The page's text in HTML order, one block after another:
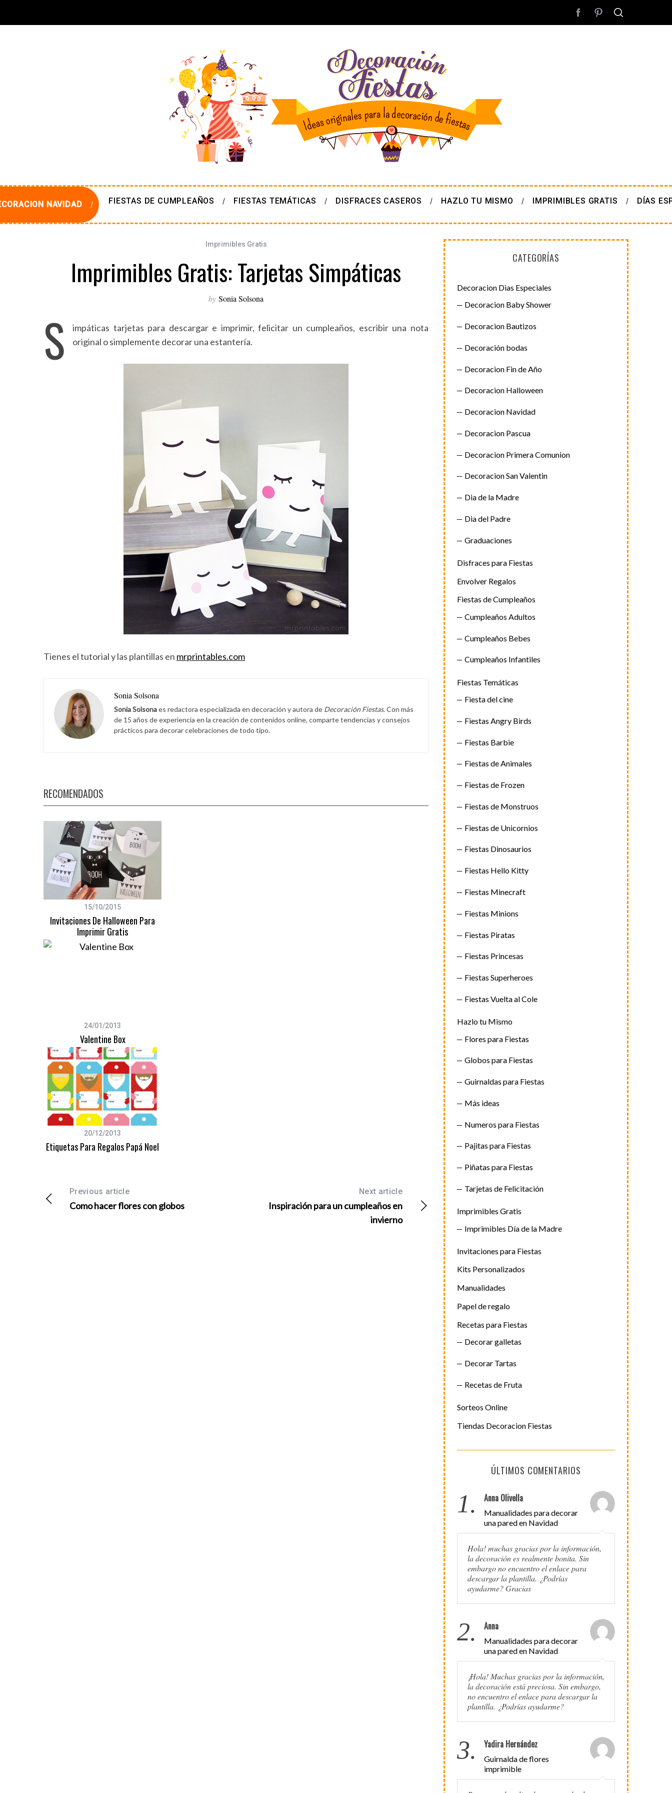
NAVIDAD FIESTAS DE CUMPLEAÑOS FIESTAS TEMÁTICAS DISFRACES CASEROS HAZLO TU MISMO IMPRIMIBLES GRATIS DÍAS
Imprimibles Gratis
Imprimibles Gratis: Tarjetas Simpáticas
by Sonia Solsona
S
impáticas tarjetas para descargar e imprimir, felicitar un cumpleaños, escribir una nota
original o simplemente decorar una estantería.
Tienes el tutorial y las plantillas en mrprintables.com
Sonia Solsona
Sonia Solsonaes redactora especializada en decoración y autora de Decoración Fiestas. Con más
de 15 años de experiencia en la creación de contenidos online, comparte tendencias y consejos
prácticos para decorar celebraciones de todo tipo.
RECOMENDADOS
15/10/2015
Invitaciones De Halloween Para
Imprimir Gratis
24/01/2013
Valentine Box
20/12/2013
Etiquetas Para Regalos Papá Noel
Previous article
Como hacer flores con globos
Next article
Inspiración para un cumpleaños en
invierno
CATEGORÍAS
Decoracion Dias Especiales
Decoracion Baby Shower
Decoracion Bautizos
Decoración bodas
Decoracion Fin de Año
Decoracion Halloween
Decoracion Navidad
Decoracion Pascua
Decoracion Primera Comunion
Decoracion San Valentin
Dia de la Madre
Dia del Padre
Graduaciones
Disfraces para Fiestas
Envolver Regalos
Fiestas de Cumpleaños
Cumpleaños Adultos
Cumpleaños Bebes
Cumpleaños Infantiles
Fiestas Temáticas
Fiesta del cine
Fiestas Angry Birds
Fiestas Barbie
Fiestas de Animales
Fiestas de Frozen
Fiestas de Monstruos
Fiestas de Unicornios
Fiestas Dinosaurios
Fiestas Hello Kitty
Fiestas Minecraft
Fiestas Minions
Fiestas Piratas
Fiestas Princesas
Fiestas Superheroes
Fiestas Vuelta al Cole
Hazlo tu Mismo
Flores para Fiestas
Globos para Fiestas
Guirnaldas para Fiestas
Más ideas
Numeros para Fiestas
Pajitas para Fiestas
Piñatas para Fiestas
Tarjetas de Felicitación
Imprimibles Gratis
Imprimibles Día de la Madre
Invitaciones para Fiestas
Kits Personalizados
Manualidades
Papel de regalo
Recetas para Fiestas
Decorar galletas
Decorar Tartas
Recetas de Fruta
Sorteos Online
Tiendas Decoracion Fiestas
ÚLTIMOS COMENTARIOS
1. Anna Olivella
Manualidades para decorar
una pared en Navidad
Hola! muchas gracias por la información,
la decoración es realmente bonita. Sin
embargo no encuentro el enlace para
descargar la plantilla. ¿Podrías
ayudarme? Gracias
2. Anna
Manualidades para decorar
una pared en Navidad
¡Hola! Muchas gracias por la información,
la decoración está preciosa. Sin embargo,
no encuentro el enlace para descargar la
plantilla. ¿Podrías ayudarme?
3. Yadira Hernández
Guirnalda de flores
imprimible
S
o
r
: